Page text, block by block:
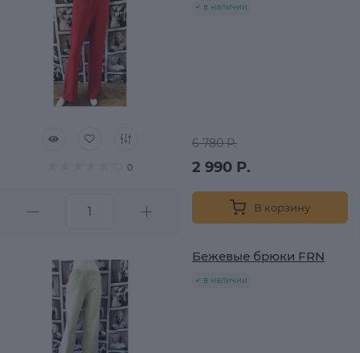
0
в наличии
6 780 Р.
2 990 Р.
В корзину
Бежевые брюки FRN
в наличии